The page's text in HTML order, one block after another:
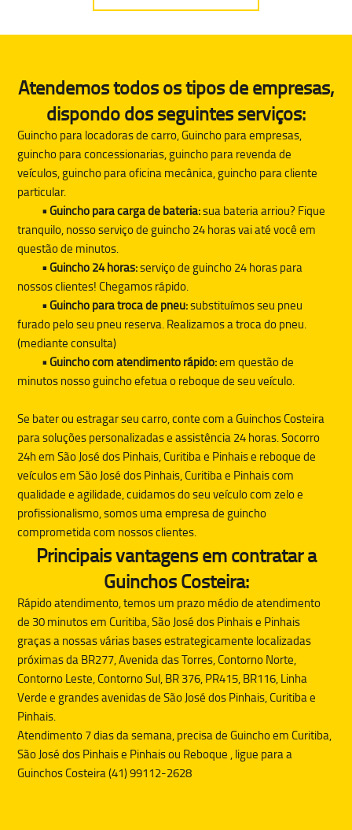
Atendemos todos os tipos de empresas,
dispondo dos seguintes serviços:
Guincho para locadoras de carro, Guincho para empresas,
guincho para concessionarias, guincho para revenda de
veículos, guincho para oficina mecânica, guincho para cliente
particular.
• Guincho para carga de bateria:sua bateria arriou? Fique
tranquilo, nosso serviço de guincho 24 horas vai até você em
questão de minutos.
• Guincho 24 horas:serviço de guincho 24 horas para
nossos clientes! Chegamos rápido.
• Guincho para troca de pneu:substituímos seu pneu
furado pelo seu pneu reserva. Realizamos a troca do pneu.
(mediante consulta)
• Guincho com atendimento rápido:em questão de
minutos nosso guincho efetua o reboque de seu veículo.
Se bater ou estragar seu carro, conte com aGuinchos Costeira
para soluções personalizadas e assistência 24 horas. Socorro
24h em São José dos Pinhais, Curitiba e Pinhais e reboque de
veículos em São José dos Pinhais, Curitiba e Pinhais com
qualidade e agilidade, cuidamos do seu veículo com zelo e
profissionalismo, somos uma empresa de guincho
comprometida com nossos clientes.
Principais vantagens em contratar a
Guinchos Costeira:
Rápido atendimento, temos um prazo médio de atendimento
de 30 minutos em Curitiba, São José dos Pinhais e Pinhais
graças a nossas várias bases estrategicamente localizadas
próximas da BR277, Avenida das Torres, Contorno Norte,
Contorno Leste, Contorno Sul, BR 376, PR415, BR116, Linha
Verde e grandes avenidas de São José dos Pinhais, Curitiba e
Pinhais.
Atendimento 7 dias da semana, precisa deGuinchoem Curitiba,
São José dos Pinhais e Pinhais ou Reboque , ligue para a
Guinchos Costeira (41) 99112-2628